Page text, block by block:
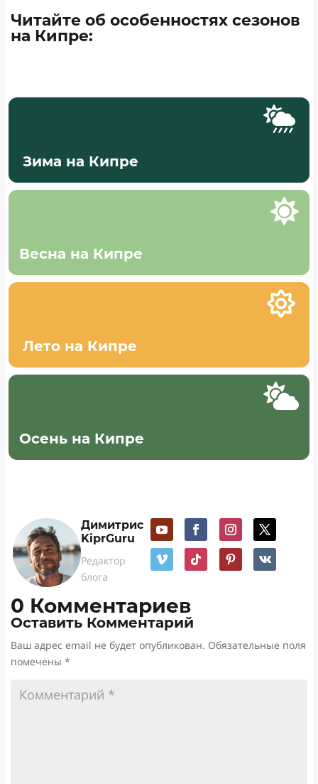
Читайте об особенностях сезонов
на Кипре:

Зима на Кипре

Весна на Кипре

Лето на Кипре

Осень на Кипре
Димитрис
KiprGuru
Редактор
блога
0 Комментариев
Оставить Комментарий
Ваш адрес email не будет опубликован. Обязательные поля
помечены*